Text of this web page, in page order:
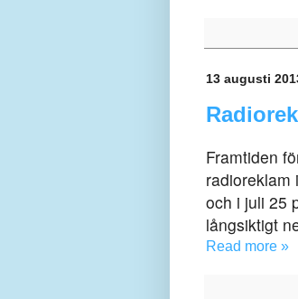
13 augusti
Framtiden
radioreklam
och i juli 25
långsiktigt
Read more »